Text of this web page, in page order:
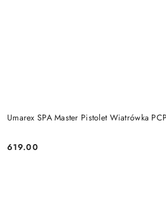
Umarex SPA Master Pistolet Wiatrówka
Cena:
619.00